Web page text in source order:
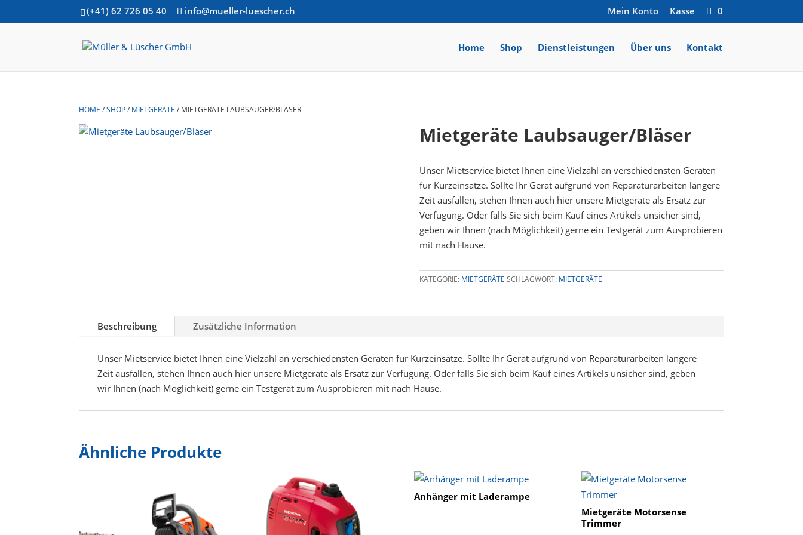
(+41) 62 726 05 40 info@mueller-luescher.ch Mein Konto Kasse 0
Home Shop Dienstleistungen Über uns Kontakt
HOME /SHOP/ MIETGERÄTE / MIETGERÄTE LAUBSAUGER/BLÄSER
Mietgeräte Laubsauger/Bläser
Unser Mietservice bietet Ihnen eine Vielzahl an verschiedensten Geräten
für Kurzeinsätze. Sollte Ihr Gerät aufgrund von Reparaturarbeiten längere
Zeit ausfallen, stehen Ihnen auch hier unsere Mietgeräte als Ersatz zur
Verfügung. Oder falls Sie sich beim Kauf eines Artikels unsicher sind,
geben wir Ihnen (nach Möglichkeit) gerne ein Testgerät zum Ausprobieren
mit nach Hause.
KATEGORIE: MIETGERÄTE SCHLAGWORT: MIETGERÄTE
Beschreibung Zusätzliche Information
Unser Mietservice bietet Ihnen eine Vielzahl an verschiedensten Geräten für Kurzeinsätze. Sollte Ihr Gerät aufgrund von Reparaturarbeiten längere
Zeit ausfallen, stehen Ihnen auch hier unsere Mietgeräte als Ersatz zur Verfügung. Oder falls Sie sich beim Kauf eines Artikels unsicher sind, geben
wir Ihnen (nach Möglichkeit) gerne ein Testgerät zum Ausprobieren mit nach Hause.
Ähnliche Produkte
Anhänger mit Laderampe
Mietgeräte Motorsense
Trimmer